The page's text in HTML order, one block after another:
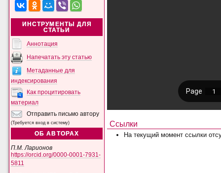
ИНСТРУМЕНТЫ ДЛЯ
СТАТЬИ
Аннотация
Напечатать эту статью
Метаданные для
индексирования
Как процитировать
материал
Отправить письмо автору
(Требуется вход в систему)
ОБ АВТОРАХ
П.М. Ларионов
https://orcid.org/0000-0001-7931-
5811
Ссылки
На текущий момент ссылки